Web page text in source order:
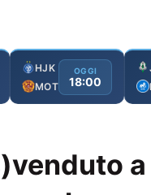
HJK
MOT
OGGI
18:00